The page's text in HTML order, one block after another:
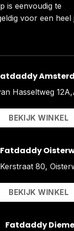
is eenvoudig te
voor een heel
Hasseltweg
BEKIJK WINKEL
Fatdaddy
Kerstraat 80,
BEKIJK WINKEL
Fatdaddy